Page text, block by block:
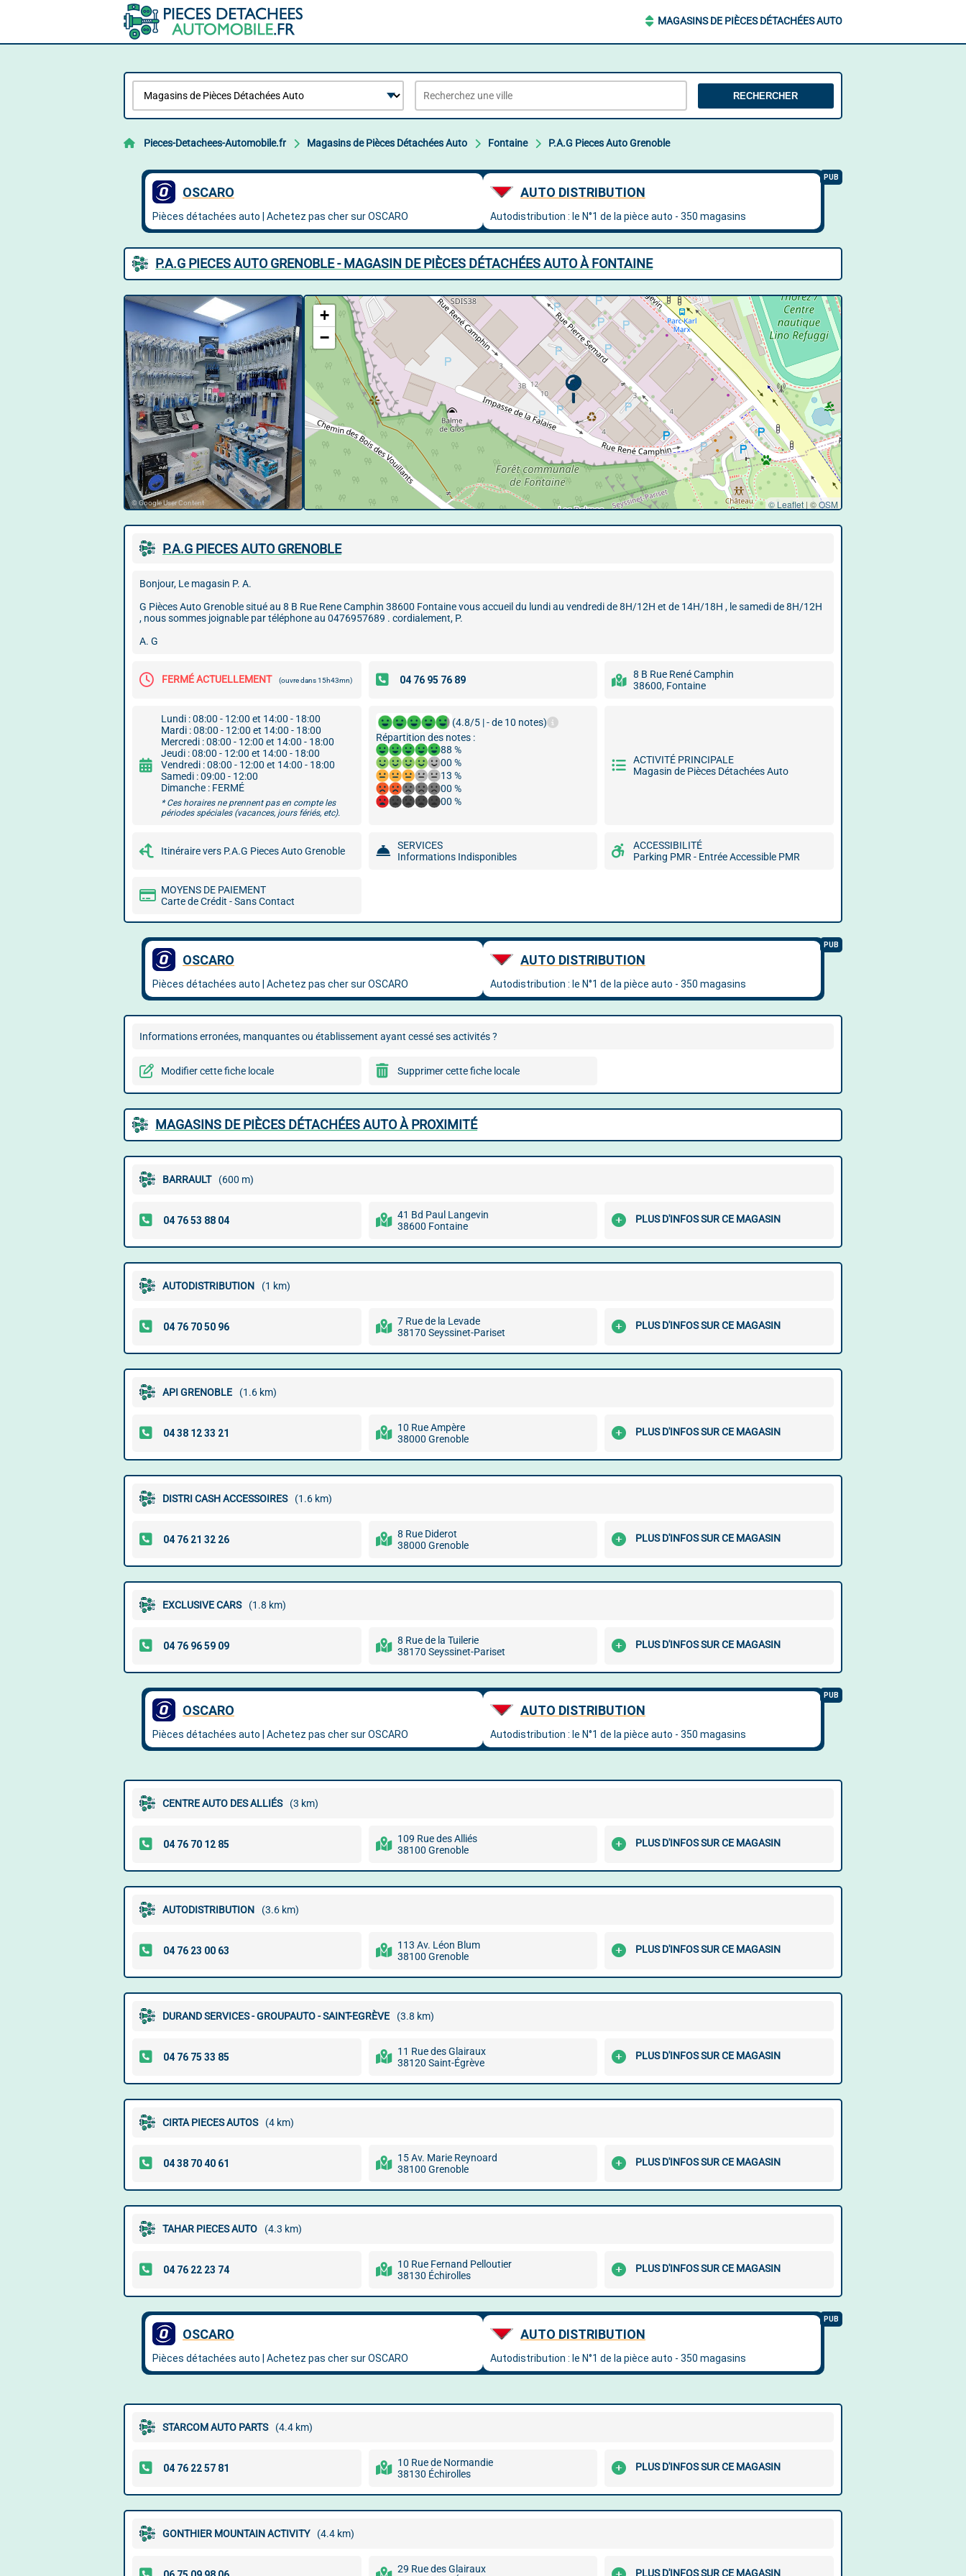
MAGASINS DE PIÈCES DÉTACHÉES AUTO
RECHERCHER
Pieces-Detachees-Automobile.fr Magasins de Pièces Détachées Auto Fontaine P.A.G Pieces Auto Grenoble
P.A.G PIECES AUTO GRENOBLE - MAGASIN DE PIÈCES DÉTACHÉES AUTO À FONTAINE
© Google User Content
+
−
© Leaflet | ©OSM
P.A.G PIECES AUTO GRENOBLE
Bonjour, Le magasin P. A.
G Pièces Auto Grenoble situé au 8 B Rue Rene Camphin 38600 Fontaine vous accueil du lundi au vendredi de 8H/12H et de 14H/18H , le samedi de 8H/12H
, nous sommes joignable par téléphone au 0476957689 . cordialement, P.
A. G
FERMÉ ACTUELLEMENT (ouvre dans 15h43mn)
8 B Rue René Camphin
38600, Fontaine
Lundi : 08:00 - 12:00 et 14:00 - 18:00
Mardi : 08:00 - 12:00 et 14:00 - 18:00
Mercredi : 08:00 - 12:00 et 14:00 - 18:00
Jeudi : 08:00 - 12:00 et 14:00 - 18:00
Vendredi : 08:00 - 12:00 et 14:00 - 18:00
Samedi : 09:00 - 12:00
Dimanche : FERMÉ
* Ces horaires ne prennent pas en compte les
périodes spéciales (vacances, jours fériés, etc).
(4.8/5 | - de 10 notes)
Répartition des notes :
88 %
00 %
13 %
00 %
00 %
ACTIVITÉ PRINCIPALE
Magasin de Pièces Détachées Auto
Itinéraire vers P.A.G Pieces Auto Grenoble
SERVICES
Informations Indisponibles
ACCESSIBILITÉ
Parking PMR - Entrée Accessible PMR
MOYENS DE PAIEMENT
Carte de Crédit - Sans Contact
Informations erronées, manquantes ou établissement ayant cessé ses activités ?
Modifier cette fiche locale Supprimer cette fiche locale
MAGASINS DE PIÈCES DÉTACHÉES AUTO À PROXIMITÉ
BARRAULT (600 m)
41 Bd Paul Langevin
38600 Fontaine
PLUS D'INFOS SUR CE MAGASIN
AUTODISTRIBUTION (1 km)
7 Rue de la Levade
38170 Seyssinet-Pariset
PLUS D'INFOS SUR CE MAGASIN
API GRENOBLE (1.6 km)
10 Rue Ampère
38000 Grenoble
PLUS D'INFOS SUR CE MAGASIN
DISTRI CASH ACCESSOIRES (1.6 km)
8 Rue Diderot
38000 Grenoble
PLUS D'INFOS SUR CE MAGASIN
EXCLUSIVE CARS (1.8 km)
8 Rue de la Tuilerie
38170 Seyssinet-Pariset
PLUS D'INFOS SUR CE MAGASIN
CENTRE AUTO DES ALLIÉS (3 km)
109 Rue des Alliés
38100 Grenoble
PLUS D'INFOS SUR CE MAGASIN
AUTODISTRIBUTION (3.6 km)
113 Av. Léon Blum
38100 Grenoble
PLUS D'INFOS SUR CE MAGASIN
DURAND SERVICES - GROUPAUTO - SAINT-EGRÈVE (3.8 km)
11 Rue des Glairaux
38120 Saint-Égrève
PLUS D'INFOS SUR CE MAGASIN
CIRTA PIECES AUTOS (4 km)
15 Av. Marie Reynoard
38100 Grenoble
PLUS D'INFOS SUR CE MAGASIN
TAHAR PIECES AUTO (4.3 km)
10 Rue Fernand Pelloutier
38130 Échirolles
PLUS D'INFOS SUR CE MAGASIN
STARCOM AUTO PARTS (4.4 km)
10 Rue de Normandie
38130 Échirolles
PLUS D'INFOS SUR CE MAGASIN
GONTHIER MOUNTAIN ACTIVITY (4.4 km)
29 Rue des Glairaux
PLUS D'INFOS SUR CE MAGASIN